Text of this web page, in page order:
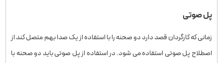
پل صوتی
زمانی که کارگردان قصد دارد دو صحنه را با استفاده از یک صدا بهم متصل کند از
اصطلاح پل صوتی استفاده می‌ شود. در استفاده از پل صوتی باید دو صحنه با